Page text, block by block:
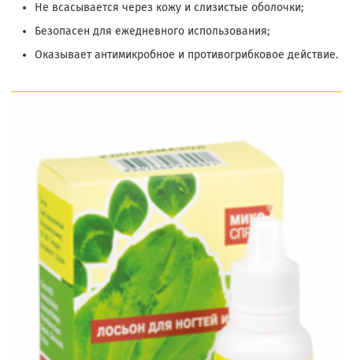
Не всасывается через кожу и слизистые оболочки;
Безопасен для ежедневного использования;
Оказывает антимикробное и противогрибковое действие.